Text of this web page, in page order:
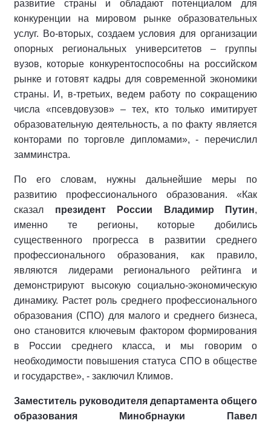
развитие страны и обладают потенциалом для
конкуренции на мировом рынке образовательных
услуг. Во-вторых, создаем условия для организации
опорных региональных университетов – группы
вузов, которые конкурентоспособны на российском
рынке и готовят кадры для современной экономики
страны. И, в-третьих, ведем работу по сокращению
числа «псевдовузов» – тех, кто только имитирует
образовательную деятельность, а по факту является
конторами по торговле дипломами», - перечислил
замминстра.
По его словам, нужны дальнейшие меры по
развитию профессионального образования. «Как
сказал президент России Владимир Путин,
именно те регионы, которые добились
существенного прогресса в развитии среднего
профессионального образования, как правило,
являются лидерами регионального рейтинга и
демонстрируют высокую социально-экономическую
динамику. Растет роль среднего профессионального
образования (СПО) для малого и среднего бизнеса,
оно становится ключевым фактором формирования
в России среднего класса, и мы говорим о
необходимости повышения статуса СПО в обществе
и государстве», - заключил Климов.
Заместитель руководителя департамента общего
образования Минобрнауки Павел